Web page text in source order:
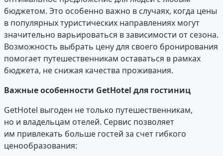
бюджетом. Это особенно важно в случаях, когда цены
в популярных туристических направлениях могут
значительно варьироваться в зависимости от сезона.
Возможность выбрать цену для своего бронирования
помогает путешественникам оставаться в рамках
бюджета, не снижая качества проживания.
Важные особенности GetHotel для гостиниц
GetHotel выгоден не только путешественникам,
но и владельцам отелей. Сервис позволяет
им привлекать больше гостей за счет гибкого
ценообразования: